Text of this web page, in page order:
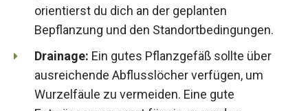
orientierst du dich an der geplanten
Bepflanzung und den Standortbedingungen.
Drainage: Ein gutes Pflanzgefäß sollte über
ausreichende Abflusslöcher verfügen, um
Wurzelfäule zu vermeiden. Eine gute